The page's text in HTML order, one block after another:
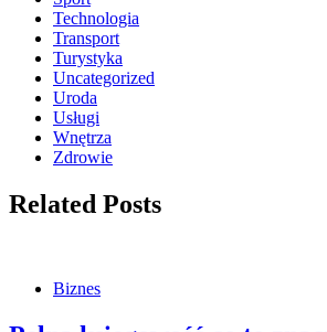
Technologia
Transport
Turystyka
Uncategorized
Uroda
Usługi
Wnętrza
Zdrowie
Related Posts
Biznes